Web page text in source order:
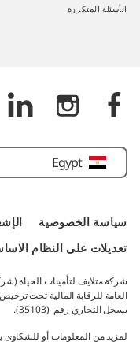
الأسئلة المتكررة​
Egypt
سياسة الخصوصية​
تعديلات على النظام
شركة متلايف لتأمينات الحياة
بسجل التجاري رقم (35103).​